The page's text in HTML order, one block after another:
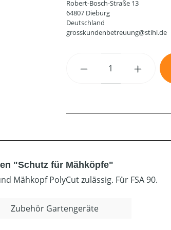
Robert-Bosch-Straße 13
64807 Dieburg
Deutschland
grosskundenbetreuung@stihl.de
Produkt Anzahl:
"Schutz für Mähköpfe"
Mähkopf PolyCut zulässig. Für FSA 90.
Zubehör Gartengeräte